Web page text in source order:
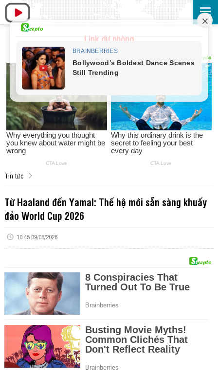
Link dự phòng
Tin tức
Từ Haaland đến Yamal: Thế hệ mới sẵn sàng khuấy
đảo World Cup 2026
10:45 09/06/2026